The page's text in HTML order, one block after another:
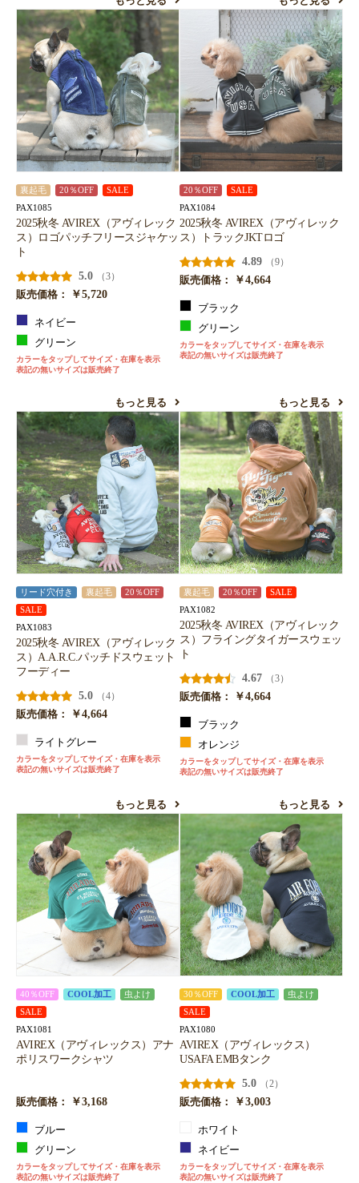
裏起毛 20％OFF SALE
PAX1085
2025秋冬 AVIREX（アヴィレック
ス）ロゴパッチフリースジャケッ
ト
5.0
（3）
販売価格：
￥5,720
ネイビー
グリーン
カラーをタップしてサイズ・在庫を表示
表記の無いサイズは販売終了
もっと見る
20％OFF SALE
PAX1084
2025秋冬 AVIREX（アヴィレック
ス）トラックJKTロゴ
4.89
（9）
販売価格：
￥4,664
ブラック
グリーン
カラーをタップしてサイズ・在庫を表示
表記の無いサイズは販売終了
もっと見る
リード穴付き 裏起毛
20％OFF
SALE
PAX1083
2025秋冬 AVIREX（アヴィレック
ス）A.A.R.C.パッチドスウェット
フーディー
5.0
（4）
販売価格：
￥4,664
ライトグレー
カラーをタップしてサイズ・在庫を表示
表記の無いサイズは販売終了
もっと見る
裏起毛 20％OFF SALE
PAX1082
2025秋冬 AVIREX（アヴィレック
ス）フライングタイガースウェッ
ト
4.67
（3）
販売価格：
￥4,664
ブラック
オレンジ
カラーをタップしてサイズ・在庫を表示
表記の無いサイズは販売終了
もっと見る
40％OFF COOL加工
虫よけ
SALE
PAX1081
AVIREX（アヴィレックス）アナ
ポリスワークシャツ
販売価格： ￥3,168
ブルー
グリーン
カラーをタップしてサイズ・在庫を表示
表記の無いサイズは販売終了
30％OFF COOL加工
虫よけ
SALE
PAX1080
AVIREX（アヴィレックス）
USAFA EMBタンク
5.0
（2）
販売価格：
￥3,003
ホワイト
ネイビー
カラーをタップしてサイズ・在庫を表示
表記の無いサイズは販売終了